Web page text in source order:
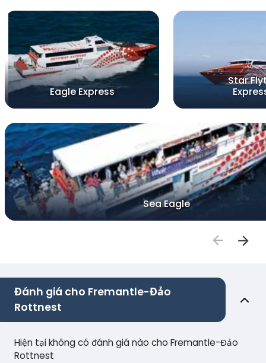
Eagle Express
Star
Sea Eagle
Đánh giá cho Fremantle-Đảo
Rottnest
Hiện tại không có đánh giá nào cho Fremantle-Đảo
Rottnest